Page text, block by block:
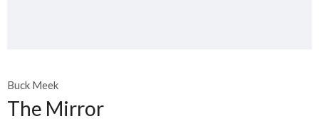
Buck Meek
The Mirror